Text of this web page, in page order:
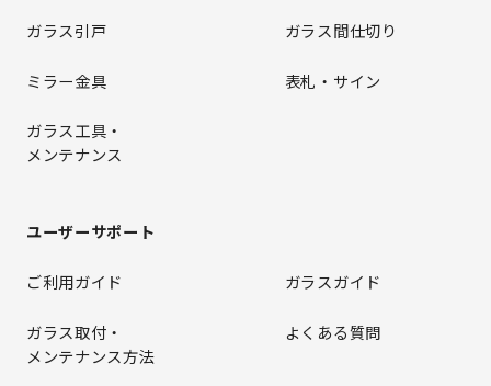
ガラス引戸 ガラス間仕切り
ミラー金具 表札・サイン
ガラス工具・
メンテナンス
ユーザーサポート
ご利用ガイド ガラスガイド
ガラス取付・
メンテナンス方法
よくある質問